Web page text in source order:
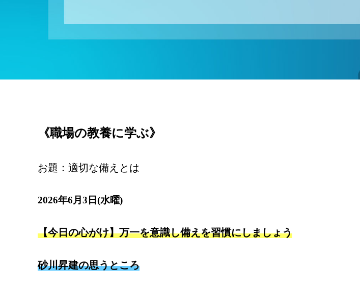
《職場の教養に学ぶ》
お題：適切な備えとは
2026年6月3日(水曜)
【今日の心がけ】万一を意識し備えを習慣にしましょう
砂川昇建の思うところ